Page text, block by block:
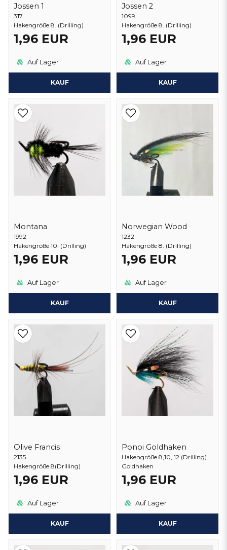
Jossen 1
317
Hakengröße 8. (Drilling)
1,96 EUR
Auf Lager
KAUF
Jossen 2
1099
Hakengröße 8. (Drilling)
1,96 EUR
Auf Lager
KAUF
Montana
1992
Hakengröße 10. (Drilling)
1,96 EUR
Auf Lager
KAUF
Norwegian Wood
1232
Hakengröße 8. (Drilling)
1,96 EUR
Auf Lager
KAUF
Olive Francis
2135
Hakengröße 8(Drilling)
1,96 EUR
Auf Lager
KAUF
Ponoi Goldhaken
Hakengröße 8,10, 12.(Drilling).
Goldhaken
1,96 EUR
Auf Lager
KAUF